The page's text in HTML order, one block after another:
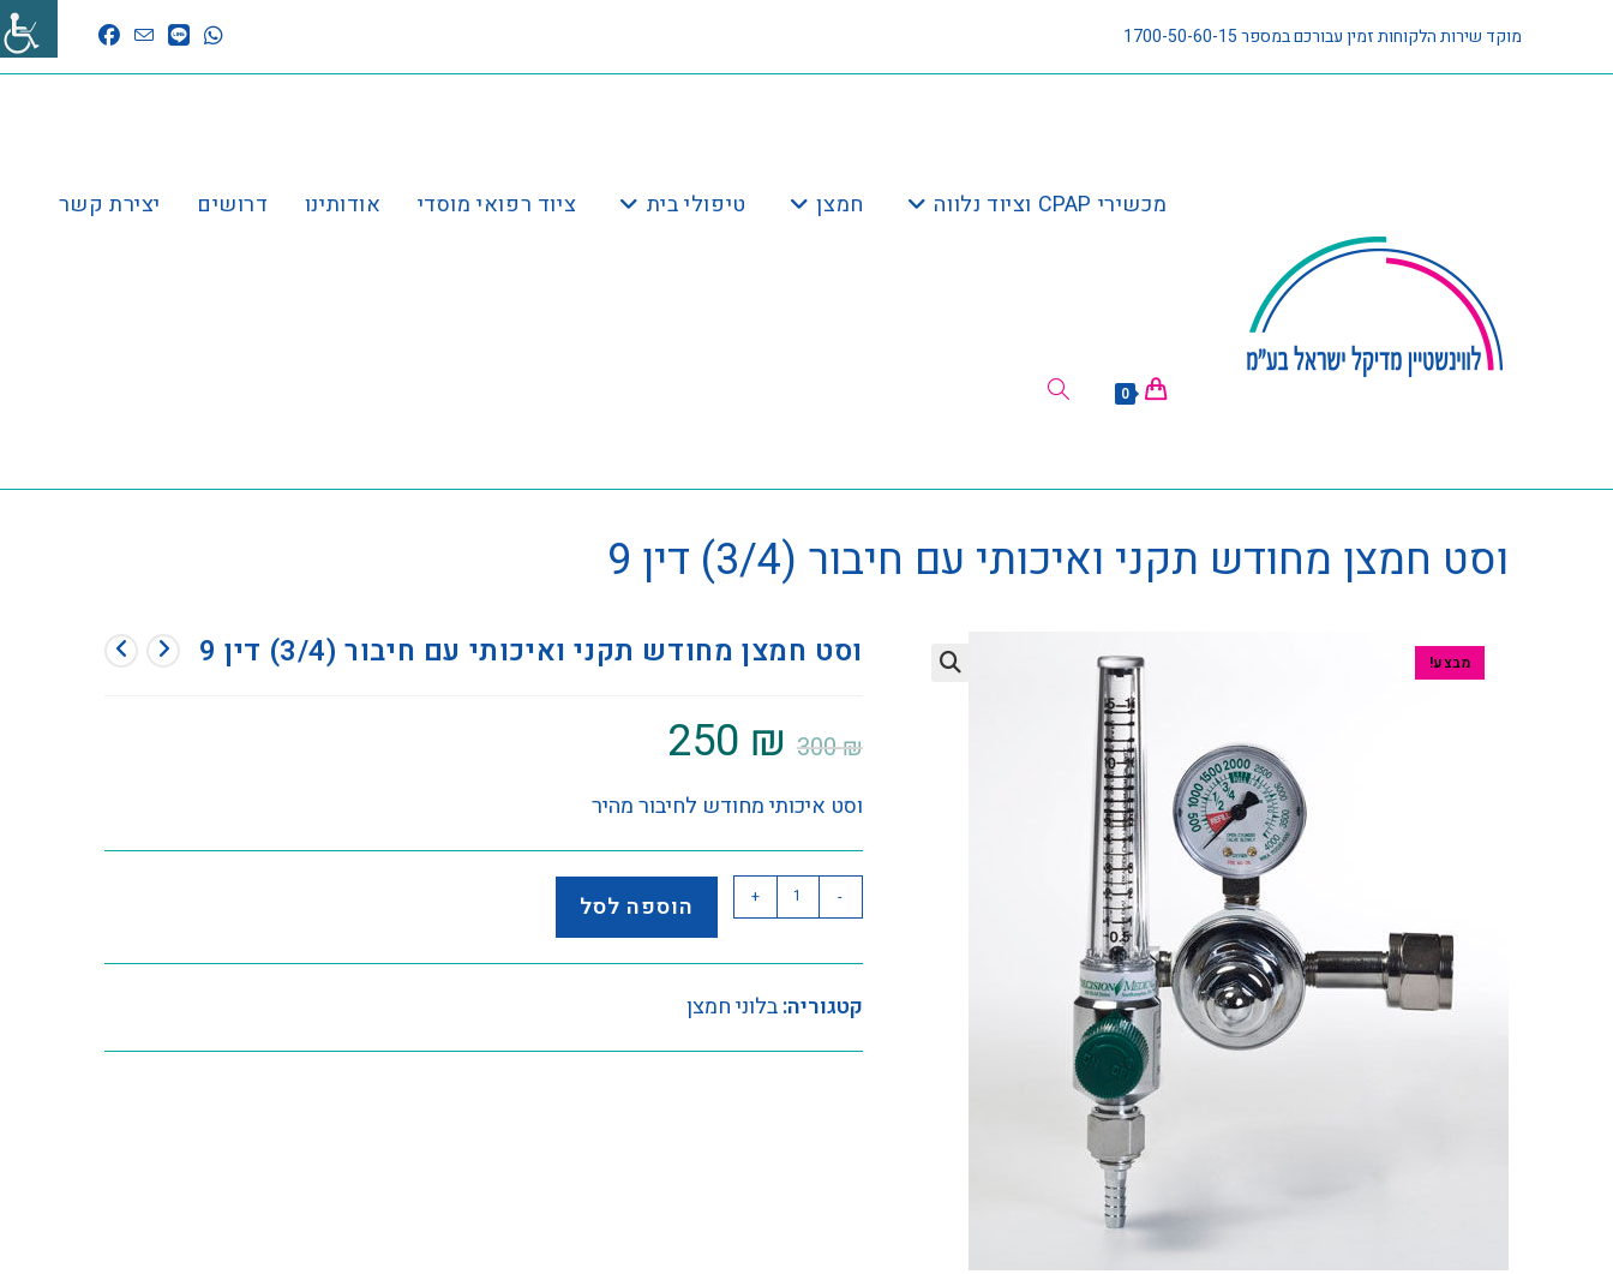
מוקד שירות הלקוחות זמין עבורכם במספר 1700-50-60-15
מכשירי CPAP וציוד נלווה חמצן טיפולי בית ציוד רפואי מוסדי אודותינו דרושים יצירת קשר
0
וסט חמצן מחודש תקני ואיכותי עם חיבור (3/4) דין 9
מבצע! וסט חמצן מחודש תקני ואיכותי עם חיבור (3/4) דין 9
300₪
250 ₪
וסט איכותי מחודש לחיבור מהיר
-
+ הוספה לסל
קטגוריה:בלוני חמצן